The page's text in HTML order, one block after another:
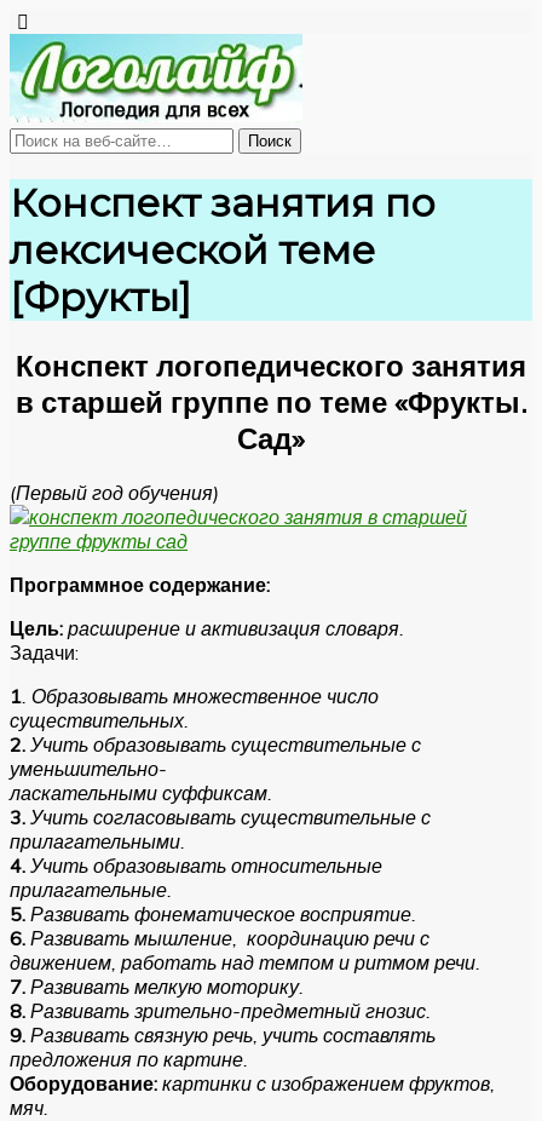
Конспект занятия по
лексической теме
[Фрукты]
Конспект логопедического занятия
в старшей группе по теме «Фрукты.
Сад»
(Первый год обучения)
Программное содержание:
Цель: расширение и активизация словаря.
Задачи:
1 . Образовывать множественное число
существительных.
2. Учить образовывать существительные с
уменьшительно-
ласкательными суффиксам.
3. Учить согласовывать существительные с
прилагательными.
4. Учить образовывать относительные
прилагательные.
5. Развивать фонематическое восприятие.
6. Развивать мышление, координацию речи с
движением, работать над темпом и ритмом речи.
7. Развивать мелкую моторику.
8. Развивать зрительно-предметный гнозис.
9. Развивать связную речь, учить составлять
предложения по картине.
Оборудование: картинки с изображением фруктов,
мяч.